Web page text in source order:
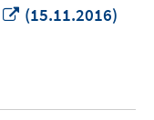
In
(15.11.2016)